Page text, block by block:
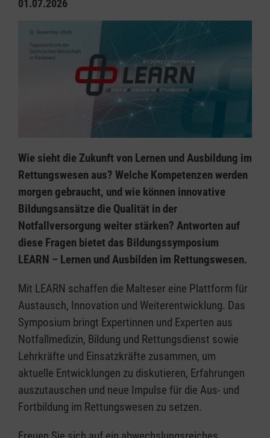
01.07.2026
Wie sieht die Zukunft von Lernen und Ausbildung im
Rettungswesen aus? Welche Kompetenzen werden
morgen gebraucht, und wie können innovative
Bildungsansätze die Qualität in der
Notfallversorgung weiter stärken? Antworten auf
diese Fragen bietet das Bildungssymposium
LEARN – Lernen und Ausbilden im Rettungswesen.
Mit LEARN schaffen die Malteser eine Plattform für
Austausch, Innovation und Weiterentwicklung. Das
Symposium bringt Expertinnen und Experten aus
Notfallmedizin, Bildung und Rettungsdienst sowie
Lehrkräfte und Einsatzkräfte zusammen, um
aktuelle Entwicklungen zu diskutieren, Erfahrungen
auszutauschen und neue Impulse für die Aus- und
Fortbildung im Rettungswesen zu setzen.